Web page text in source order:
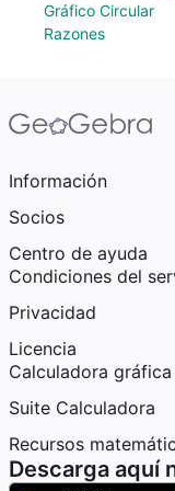
Gráfico Circular
Razones
Información
Socios
Centro de ayuda
Condiciones del
Privacidad
Licencia
Calculadora gráfica
Suite Calculadora
Recursos
Descarga aquí